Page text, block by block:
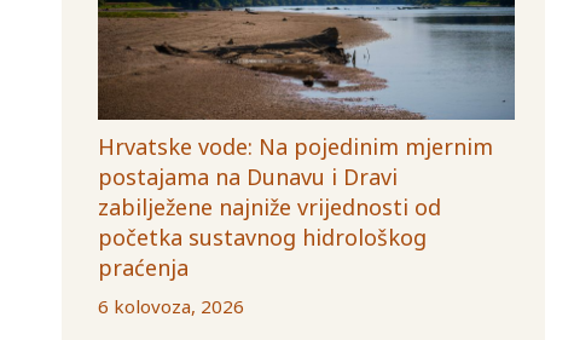
Hrvatske vode: Na pojedinim mjernim
postajama na Dunavu i Dravi
zabilježene najniže vrijednosti od
početka sustavnog hidrološkog
praćenja
6 kolovoza, 2026